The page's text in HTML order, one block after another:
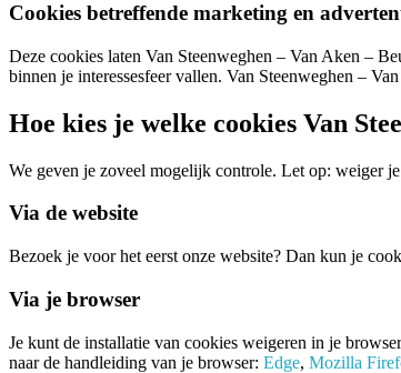
Cookies betreffende marketing en
Deze cookies laten Van Steenweghen – Van Aken –
binnen je interessesfeer vallen. Van Steenweghen –
Hoe kies je welke cookies Van
We geven je zoveel mogelijk controle. Let op: weiger
Via de website
Bezoek je voor het eerst onze website? Dan kun je
Via je browser
Je kunt de installatie van cookies weigeren in je
naar de handleiding van je browser: Edge, Mozilla